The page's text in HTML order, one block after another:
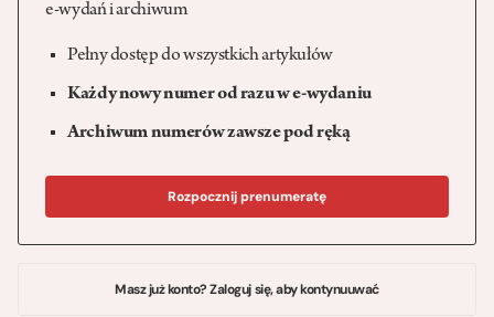
e-wydań i archiwum
Pełny dostęp do wszystkich artykułów
Każdy nowy numer od razu w e-wydaniu
Archiwum numerów zawsze pod ręką
Rozpocznij prenumeratę
Masz już konto? Zaloguj się, aby kontynuuwać